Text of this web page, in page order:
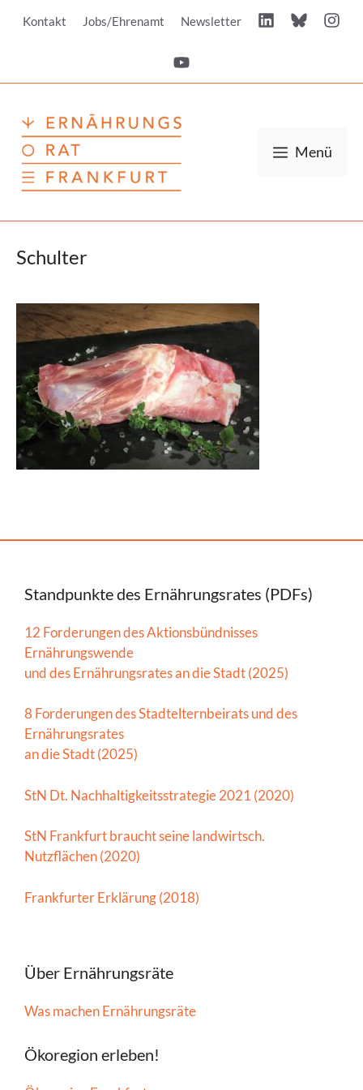
InhaltKontakt Jobs/Ehrenamt Newsletter
Menü
Schulter
Standpunkte des Ernährungsrates (PDFs)
12 Forderungen des Aktionsbündnisses
Ernährungswende
und des Ernährungsrates an die Stadt (2025)
8 Forderungen des Stadtelternbeirats und des
Ernährungsrates
an die Stadt (2025)
StN Dt. Nachhaltigkeitsstrategie 2021 (2020)
StN Frankfurt braucht seine landwirtsch.
Nutzflächen (2020)
Frankfurter Erklärung (2018)
Über Ernährungsräte
Was machen Ernährungsräte
Ökoregion erleben!